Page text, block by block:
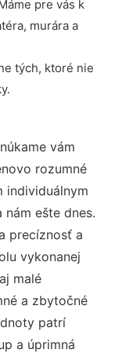
pre vás k
murára a
tých, ktoré nie
vám
rozumné
individuálnym
ešte dnes.
precíznosť a
vykonanej
malé
a zbytočné
patrí
a úprimná